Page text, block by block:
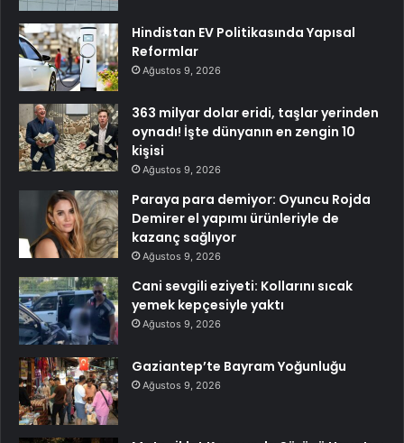
Hindistan EV Politikasında Yapısal
Reformlar
Ağustos 9, 2026
363 milyar dolar eridi, taşlar yerinden
oynadı! İşte dünyanın en zengin 10
kişisi
Ağustos 9, 2026
Paraya para demiyor: Oyuncu Rojda
Demirer el yapımı ürünleriyle de
kazanç sağlıyor
Ağustos 9, 2026
Cani sevgili eziyeti: Kollarını sıcak
yemek kepçesiyle yaktı
Ağustos 9, 2026
Gaziantep’te Bayram Yoğunluğu
Ağustos 9, 2026